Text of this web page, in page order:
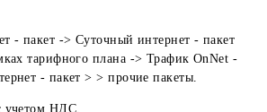
трафика при наличии более
у абонента: Суточный интернет –
в рамках ТП - > трафик в рамках
>месячный интернет пакет > прочие